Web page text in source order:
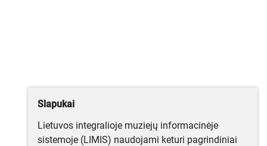
Slapukai
Lietuvos integralioje muziejų informacinėje
sistemoje (LIMIS) naudojami keturi pagrindiniai